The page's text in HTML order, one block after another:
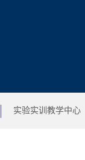
实验实训教学中心